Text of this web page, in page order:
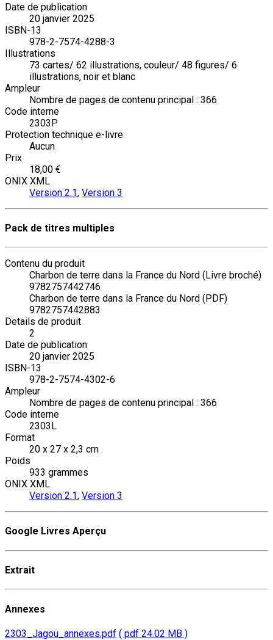
Date de publication
20 janvier 2025
ISBN-13
978-2-7574-4288-3
Illustrations
73 cartes/ 62 illustrations, couleur/ 48 figures/ 6
illustrations, noir et blanc
Ampleur
Nombre de pages de contenu principal : 366
Code interne
2303P
Protection technique e-livre
Aucun
Prix
18,00 €
ONIX XML
Version 2.1, Version 3
Pack de titres multiples
Contenu du produit
Charbon de terre dans la France du Nord (Livre broché)
9782757442746
Charbon de terre dans la France du Nord (PDF)
9782757442883
Details de produit
2
Date de publication
20 janvier 2025
ISBN-13
978-2-7574-4302-6
Ampleur
Nombre de pages de contenu principal : 366
Code interne
2303L
Format
20 x 27 x 2,3 cm
Poids
933 grammes
ONIX XML
Version 2.1, Version 3
Google Livres Aperçu
Extrait
Annexes
2303_Jagou_annexes.pdf ( pdf 24.02 MB )